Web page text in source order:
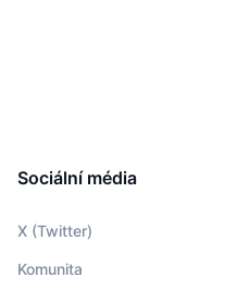
Sociální média
X (Twitter)
Komunita